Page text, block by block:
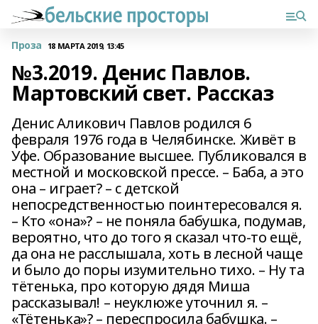
Проза 18 МАРТА 2019, 13:45
№3.2019. Денис Павлов.
Мартовский свет. Рассказ
Денис Аликович Павлов родился 6
февраля 1976 года в Челябинске. Живёт в
Уфе. Образование высшее. Публиковался в
местной и московской прессе. – Баба, а это
она – играет? – с детской
непосредственностью поинтересовался я.
– Кто «она»? – не поняла бабушка, подумав,
вероятно, что до того я сказал что-то ещё,
да она не расслышала, хоть в лесной чаще
и было до поры изумительно тихо. – Ну та
тётенька, про которую дядя Миша
рассказывал! – неуклюже уточнил я. –
«Тётенька»? – переспросила бабушка. –